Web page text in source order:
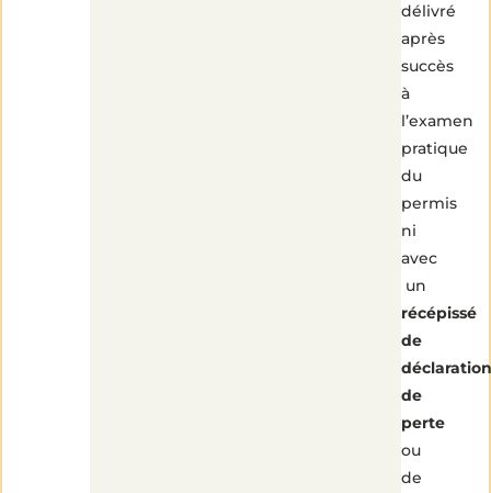
délivré
après
succès
à
l’examen
pratique
du
permis
ni
avec
un
récépissé
de
déclaration
de
perte
ou
de